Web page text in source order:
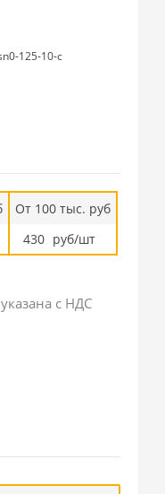
125-10-c
От 100 тыс. руб
430 руб/шт
с НДС